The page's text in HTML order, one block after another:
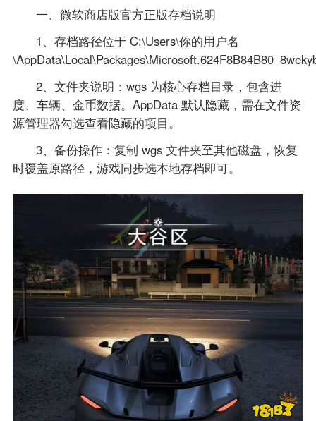
一、微软商店版官方正版存档说明
1、存档路径位于 C:\Users\你的用户名
2、文件夹说明：wgs 为核心存档目录，包含进
度、车辆、金币数据。AppData 默认隐藏，需在文件资
源管理器勾选查看隐藏的项目。
3、备份操作：复制 wgs 文件夹至其他磁盘，恢复
时覆盖原路径，游戏同步选本地存档即可。